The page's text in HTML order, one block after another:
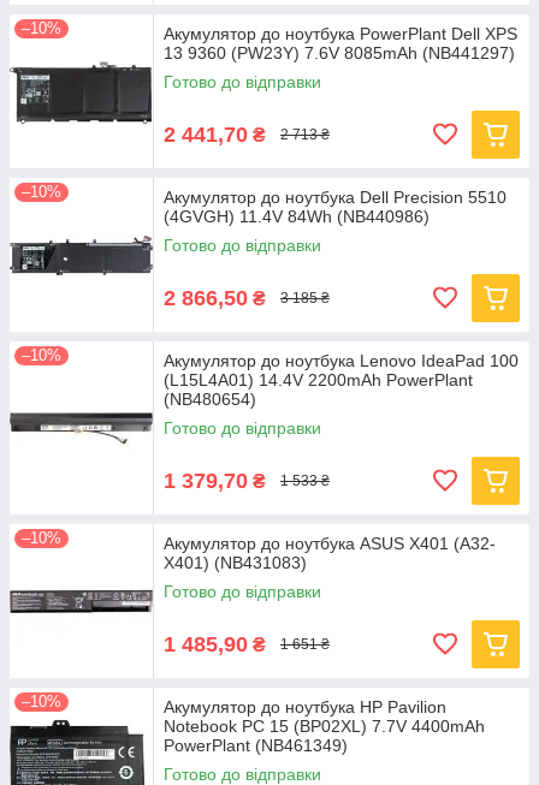
–10%
Акумулятор до ноутбука PowerPlant Dell XPS
13 9360 (PW23Y) 7.6V 8085mAh (NB441297)
Готово до відправки
2 441,70 ₴ 2 713 ₴
–10%
Акумулятор до ноутбука Dell Precision 5510
(4GVGH) 11.4V 84Wh (NB440986)
Готово до відправки
2 866,50 ₴ 3 185 ₴
–10%
Акумулятор до ноутбука Lenovo IdeaPad 100
(L15L4A01) 14.4V 2200mAh PowerPlant
(NB480654)
Готово до відправки
1 379,70 ₴ 1 533 ₴
–10%
Акумулятор до ноутбука ASUS X401 (A32-
X401) (NB431083)
Готово до відправки
1 485,90 ₴ 1 651 ₴
–10%
Акумулятор до ноутбука HP Pavilion
Notebook PC 15 (BP02XL) 7.7V 4400mAh
PowerPlant (NB461349)
Готово до відправки